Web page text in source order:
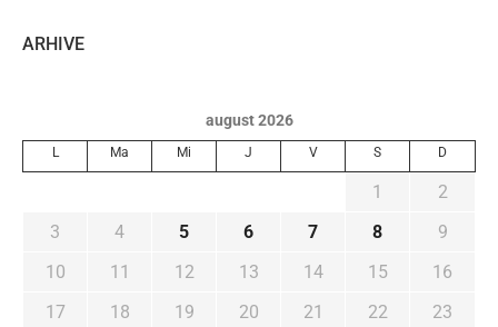
ARHIVE
august 2026
L Ma Mi J V S D
1
2
3
4 5 6 7 8
9
10
11 12 13 14 15
16
17
18 19 20 21 22
23